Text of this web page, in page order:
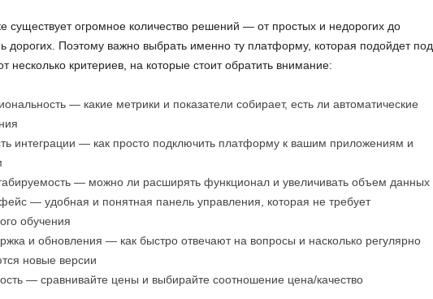
существует огромное количество решений — от простых и недорогих до
дорогих. Поэтому важно выбрать именно ту платформу, которая подойдет под
несколько критериев, на которые стоит обратить внимание:
— какие метрики и показатели собирает, есть ли автоматические
интеграции — как просто подключить платформу к вашим приложениям и
— можно ли расширять функционал и увеличивать объем данных
— удобная и понятная панель управления, которая не требует
обучения
и обновления — как быстро отвечают на вопросы и насколько регулярно
новые версии
— сравнивайте цены и выбирайте соотношение цена/качество